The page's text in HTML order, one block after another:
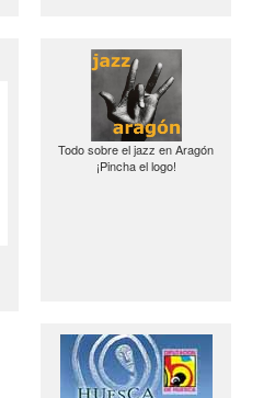
Todo sobre el jazz en Aragón
¡Pincha el logo!